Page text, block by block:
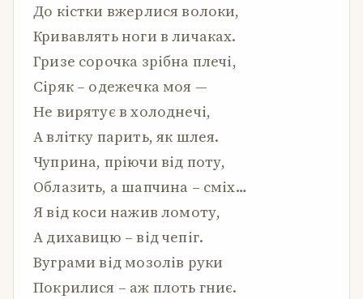
До кістки вжерлися волоки,
Кривавлять ноги в личаках.
Гризе сорочка зрібна плечі,
Сіряк – одежечка моя —
Не вирятує в холоднечі,
А влітку парить, як шлея.
Чуприна, пріючи від поту,
Облазить, а шапчина – сміх…
Я від коси нажив ломоту,
А дихавицю – від чепіг.
Вуграми від мозолів руки
Покрилися – аж плоть гниє.